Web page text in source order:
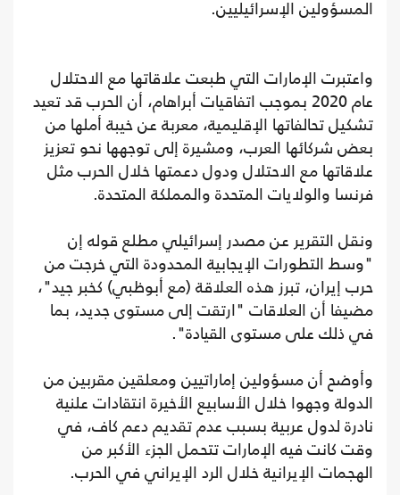
المسؤولين الإسرائيليين.
واعتبرت الإمارات التي طبعت علاقاتها مع الاحتلال
عام 2020 بموجب اتفاقيات أبراهام، أن الحرب قد تعيد
تشكيل تحالفاتها الإقليمية، معربة عن خيبة أملها من
بعض شركائها العرب، ومشيرة إلى توجهها نحو تعزيز
علاقاتها مع الاحتلال ودول دعمتها خلال الحرب مثل
فرنسا والولايات المتحدة والمملكة المتحدة.
ونقل التقرير عن مصدر إسرائيلي مطلع قوله إن
"وسط التطورات الإيجابية المحدودة التي خرجت من
حرب إيران، تبرز هذه العلاقة (مع أبوظبي) كخبر جيد"،
مضيفا أن العلاقات "ارتقت إلى مستوى جديد، بما
في ذلك على مستوى القيادة".
وأوضح أن مسؤولين إماراتيين ومعلقين مقربين من
الدولة وجهوا خلال الأسابيع الأخيرة انتقادات علنية
نادرة لدول عربية بسبب عدم تقديم دعم كاف، في
وقت كانت فيه الإمارات تتحمل الجزء الأكبر من
الهجمات الإيرانية خلال الرد الإيراني في الحرب.